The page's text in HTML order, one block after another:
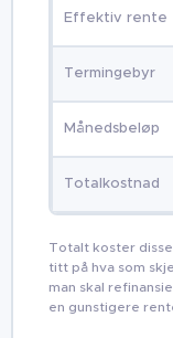
Effektiv rente
Termingebyr
Månedsbeløp
Totalkostnad
Totalt koster disse
titt på hva som
man skal
en gunstigere